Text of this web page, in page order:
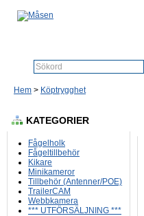
Hem > Köptrygghet
KATEGORIER
Fågelholk
Fågeltillbehör
Kikare
Minikameror
Tillbehör (Antenner/POE)
TrailerCAM
Webbkamera
*** UTFÖRSÄLJNING ***